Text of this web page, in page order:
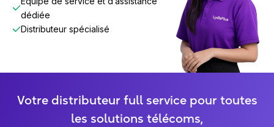
dédiée
Distributeur spécialisé
Votre distributeur full service pour toutes
les solutions télécoms,